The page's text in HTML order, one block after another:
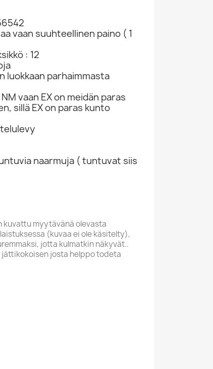
vaan suuhteellinen paino ( 1
: 12
luokkaan parhaimmasta
vaan EX on meidän paras
sillä EX on paras kunto
naarmuja ( tuntuvat siis
kuvattu myytävänä olevasta
(kuvaa ei ole käsitelty),
jotta kulmatkin näkyvät..
jättikokoisen josta helppo todeta